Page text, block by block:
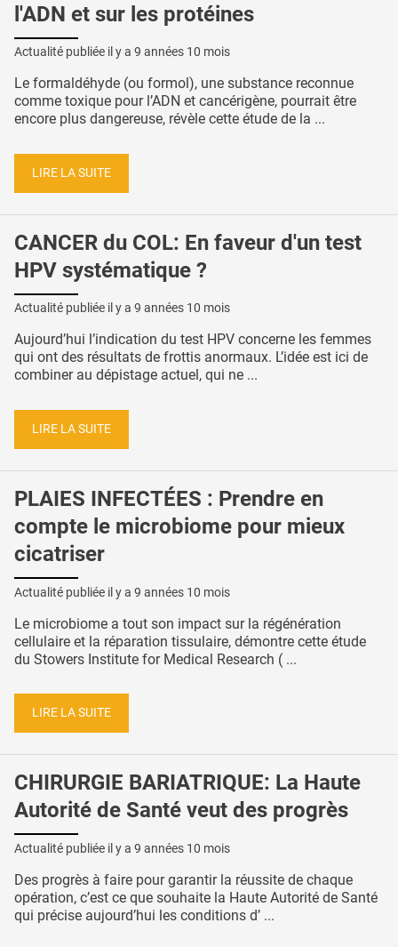
l'ADN et sur les protéines
Actualité publiée il y a 9 années 10 mois
Le formaldéhyde (ou formol), une substance reconnue
comme toxique pour l’ADN et cancérigène, pourrait être
encore plus dangereuse, révèle cette étude de la ...
LIRE LA SUITE
CANCER du COL: En faveur d'un test
HPV systématique ?
Actualité publiée il y a 9 années 10 mois
Aujourd’hui l’indication du test HPV concerne les femmes
qui ont des résultats de frottis anormaux. L’idée est ici de
combiner au dépistage actuel, qui ne ...
LIRE LA SUITE
PLAIES INFECTÉES : Prendre en
compte le microbiome pour mieux
cicatriser
Actualité publiée il y a 9 années 10 mois
Le microbiome a tout son impact sur la régénération
cellulaire et la réparation tissulaire, démontre cette étude
du Stowers Institute for Medical Research ( ...
LIRE LA SUITE
CHIRURGIE BARIATRIQUE: La Haute
Autorité de Santé veut des progrès
Actualité publiée il y a 9 années 10 mois
Des progrès à faire pour garantir la réussite de chaque
opération, c’est ce que souhaite la Haute Autorité de Santé
qui précise aujourd’hui les conditions d’ ...